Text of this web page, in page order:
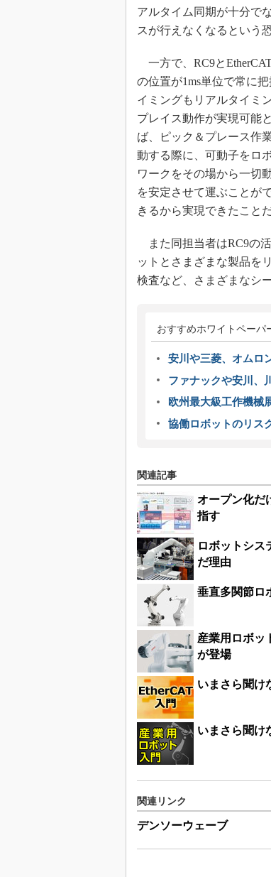
アルタイム同期が十分で
スが行えなくなるという
一方で、RC9と
の位置が1ms単位で常に
イミングもリアルタイミ
プレイス動作が実現可能
ば、ピック＆プレース作
動する際に、可動子をロ
ワークをその場から一切
を安定させて運ぶことが
きるから実現できたこと
また同担当者はRC9の
ットとさまざまな製品を
検査など、さまざまなシ
おすすめホワイトペーパ
安川や三菱、オムロ
ファナックや安川、
欧州最大級工作機械
協働ロボットのリス
関連記事
オープン化だ
指す
ロボットシス
だ理由
垂直多関節ロ
産業用ロボッ
が登場
いまさら聞け
いまさら聞け
関連リンク
デンソーウェーブ